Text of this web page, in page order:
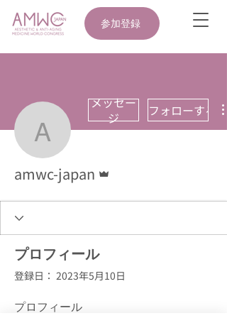
参加登録
amwc-japan
メッセー
ジ
フォローする
amwc-japan
プロフィール
登録日： 2023年5月10日
プロフィール